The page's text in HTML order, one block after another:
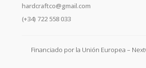
hardcraftco@gmail.com
(+34) 722 558 033
Financiado por la Unión Europea –